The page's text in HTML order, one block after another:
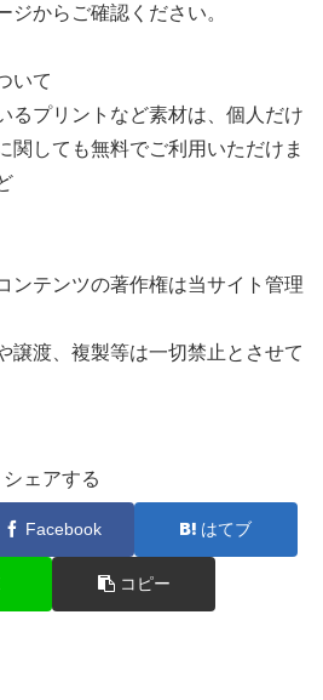
ジからご確認ください。
いて
るプリントなど素材は、個人だけ
関しても無料でご利用いただけま
ンテンツの著作権は当サイト管理
譲渡、複製等は一切禁止とさせて
シェアする
Facebook はてブ
コピー